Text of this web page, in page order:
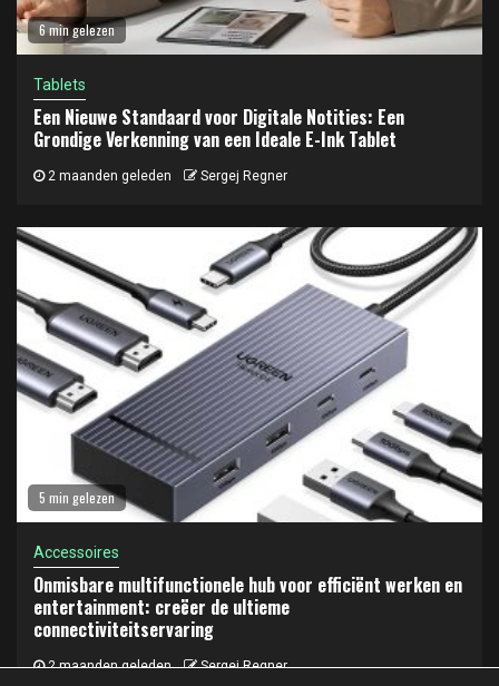
6 min gelezen
Tablets
Een Nieuwe Standaard voor Digitale Notities: Een
Grondige Verkenning van een Ideale E-Ink Tablet
2 maanden geleden Sergej Regner
5 min gelezen
Accessoires
Onmisbare multifunctionele hub voor efficiënt werken en
entertainment: creëer de ultieme
connectiviteitservaring
2 maanden geleden Sergej Regner